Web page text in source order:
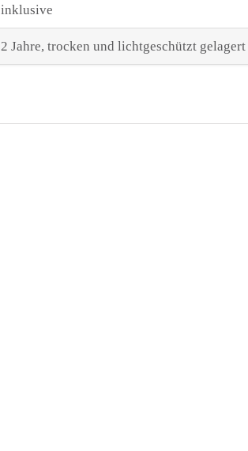
inklusive
2 Jahre, trocken und lichtgeschützt gelagert